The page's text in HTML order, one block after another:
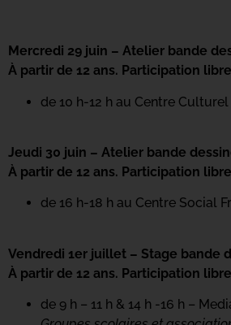
Mercredi 29 juin – Atelier bande
À partir de 12 ans. Participation
de 10 h-12 h au Centre Culturel
Jeudi 30 juin – Atelier bande
À partir de 12 ans. Participation
de 16 h-18 h au Centre Social
Vendredi 1er juillet – Stage bande
À partir de 12 ans. Participation
de 9 h – 11 h & 14 h -16 h –